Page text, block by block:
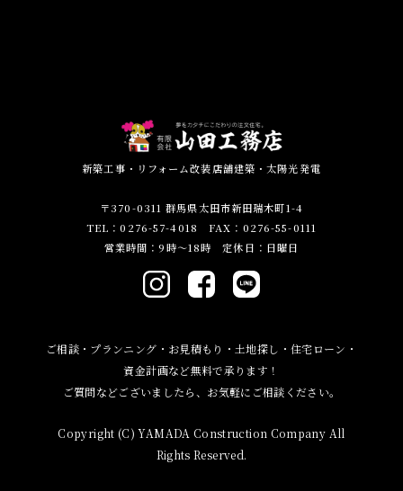
新築工事・リフォーム改装店舗建築・太陽光発電
〒370-0311 群馬県太田市新田瑞木町1-4
TEL：0276-57-4018 FAX：0276-55-0111
営業時間：9時～18時 定休日：日曜日
ご相談・プランニング・お見積もり・土地探し・住宅ローン・
資金計画など無料で承ります！
ご質問などございましたら、お気軽にご相談ください。
Copyright (C) YAMADA Construction Company All
Rights Reserved.